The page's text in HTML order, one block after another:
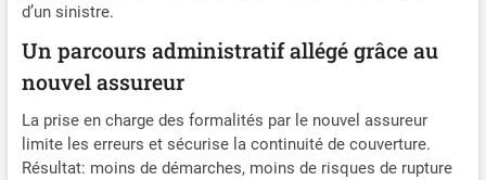
d’un sinistre.
Un parcours administratif allégé grâce au
nouvel assureur
La prise en charge des formalités par le nouvel assureur
limite les erreurs et sécurise la continuité de couverture.
Résultat: moins de démarches, moins de risques de rupture